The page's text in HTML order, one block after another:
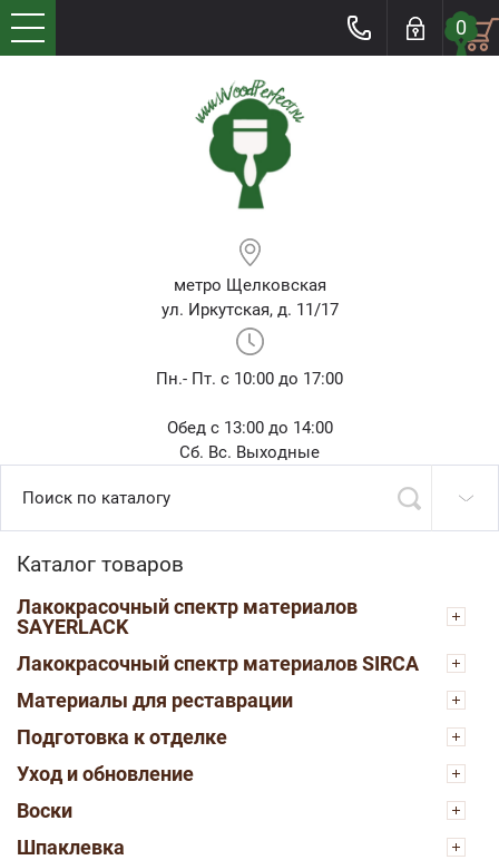
0
метро Щелковская
ул. Иркутская, д. 11/17
Пн.- Пт. с 10:00 до 17:00
Обед с 13:00 до 14:00
Сб. Вс. Выходные
Каталог товаров
Лакокрасочный спектр материалов
SAYERLACK
Лакокрасочный спектр материалов SIRCA
Материалы для реставрации
Подготовка к отделке
Уход и обновление
Воски
Шпаклевка